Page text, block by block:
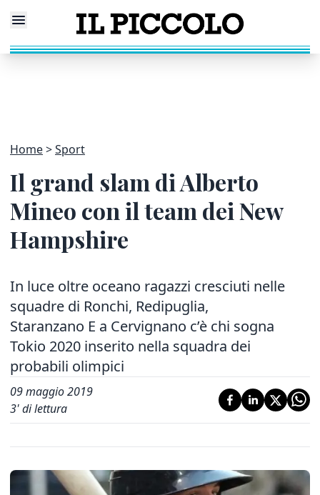
Home Sport
Il grand slam di Alberto
Mineo con il team dei New
Hampshire
In luce oltre oceano ragazzi cresciuti nelle
squadre di Ronchi, Redipuglia,
Staranzano E a Cervignano c’è chi sogna
Tokio 2020 inserito nella squadra dei
probabili olimpici
09 maggio 2019
3' di lettura